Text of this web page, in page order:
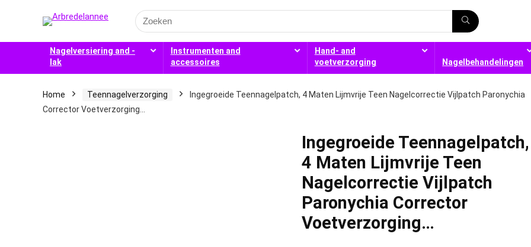
Search
for:
Nagelversiering and -
lak
Instrumenten and
accessoires
Hand- and
voetverzorging
Nagelbehandelingen
Home Teennagelverzorging
Ingegroeide Teennagelpatch, 4 Maten Lijmvrije Teen Nagelcorrectie Vijlpatch Paronychia
Corrector Voetverzorging…
Ingegroeide Teennagelpatch,
4 Maten Lijmvrije Teen
Nagelcorrectie Vijlpatch
Paronychia Corrector
Voetverzorging…